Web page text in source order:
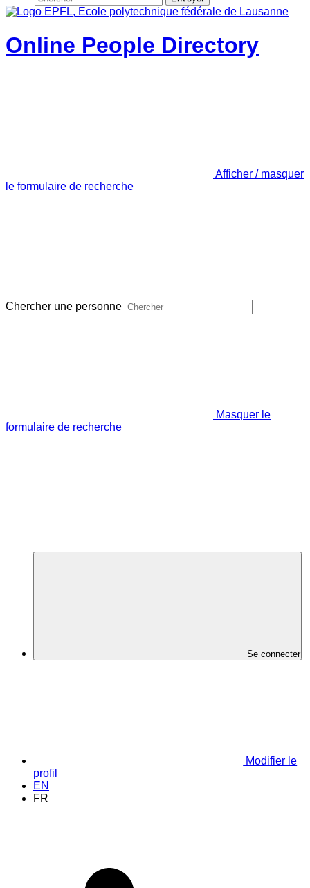
Online People Directory
Afficher / masquer
le formulaire de recherche
Chercher une personne
Masquer le
formulaire de recherche
Se connecter
Modifier le
profil
EN
FR